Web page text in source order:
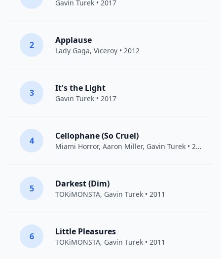
Gavin Turek • 2017
2 Applause
Lady Gaga, Viceroy • 2012
3 It's the Light
Gavin Turek • 2017
4 Cellophane (So Cruel)
Miami Horror, Aaron Miller, Gavin Turek • 2015
5 Darkest (Dim)
TOKiMONSTA, Gavin Turek • 2011
6 Little Pleasures
TOKiMONSTA, Gavin Turek • 2011